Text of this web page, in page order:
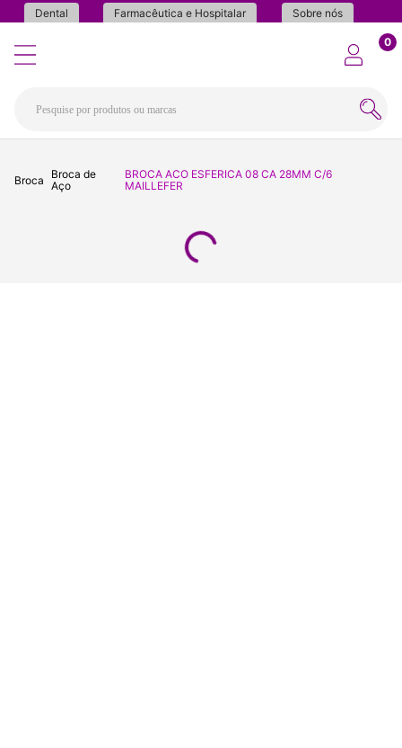
Dental Farmacêutica e Hospitalar Sobre nós
0
Broca
Broca de
Aço
BROCA ACO ESFERICA 08 CA 28MM C/6
MAILLEFER